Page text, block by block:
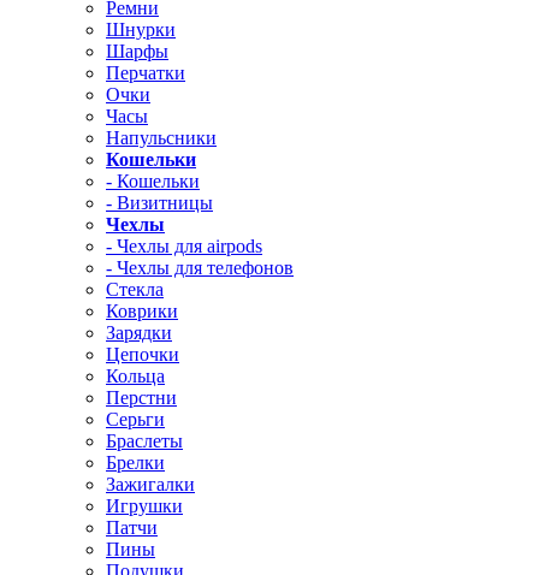
Ремни
Шнурки
Шарфы
Перчатки
Очки
Часы
Напульсники
Кошельки
- Кошельки
- Визитницы
Чехлы
- Чехлы для airpods
- Чехлы для телефонов
Стекла
Коврики
Зарядки
Цепочки
Кольца
Перстни
Серьги
Браслеты
Брелки
Зажигалки
Игрушки
Патчи
Пины
Подушки